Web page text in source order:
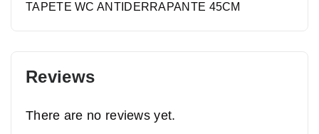
TAPETE WC ANTIDERRAPANTE 45CM
Reviews
There are no reviews yet.